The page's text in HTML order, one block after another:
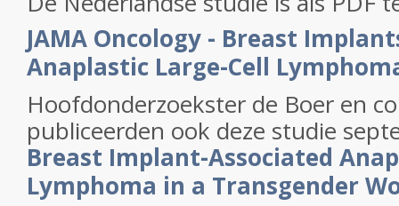
JAMA Oncology - Breast
Anaplastic Large-Cell
Hoofdonderzoekster de Boer en
publiceerden ook deze studie
Breast Implant-Associated
Lymphoma in a Transgender